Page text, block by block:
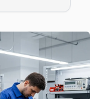
adresine gelen
arasında en